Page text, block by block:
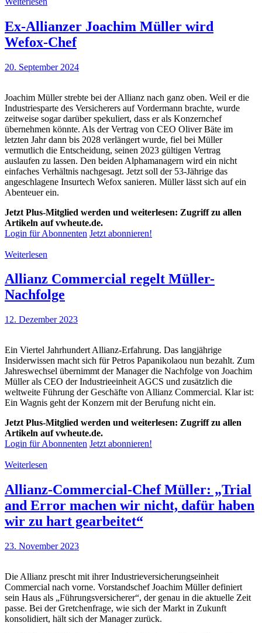
Ex-Allianzer Joachim Müller wird
Wefox-Chef
20. September 2024
Joachim Müller strebte bei der Allianz nach ganz oben. Weil er die
Industriesparte des Versicherers auf Vordermann brachte, wurde
zeitweise sogar darüber spekuliert, dass er als Konzernchef
übernehmen könnte. Als der Vertrag von CEO Oliver Bäte im
letzten Jahr dann bis 2028 verlängert wurde, fiel bei Müller
vermutlich die Entscheidung, seinen 2023 gültigen Vertrag
auslaufen zu lassen. Den beiden Alphamanagern wird ein nicht
einfaches Verhältnis nachgesagt. Jetzt soll der 53-Jährige das
angeschlagene Insurtech Wefox sanieren. Müller lässt sich auf ein
Abenteuer ein.
Jetzt Plus-Mitglied werden und weiterlesen: Zugriff zu allen
Artikeln auf vwheute.de.
Login für Abonnenten Jetzt abonnieren!
Weiterlesen
Allianz Commercial regelt Müller-
Nachfolge
12. Dezember 2023
Ein Viertel Jahrhundert Allianz-Erfahrung. Das langjährige
Insiderwissen macht sich für Petros Papanikolaou nun bezahlt. Zum
Jahreswechsel übernimmt der Manager die Nachfolge von Joachim
Müller als CEO der Industrieeinheit AGCS und zusätzlich die
weltweite Führung der Geschäfte von Allianz Commercial. Klar ist:
Ein Wagnis geht der Konzern mit der Berufung nicht ein.
Jetzt Plus-Mitglied werden und weiterlesen: Zugriff zu allen
Artikeln auf vwheute.de.
Login für Abonnenten Jetzt abonnieren!
Weiterlesen
Allianz-Commercial-Chef Müller: „Trial
and Error machen wir nicht, dafür haben
wir zu hart gearbeitet“
23. November 2023
Die Allianz prescht mit ihrer Industrieversicherungseinheit
Commercial nach vorne. Vorstandschef Joachim Müller definiert
sein Haus als „Führungsversicherer“, der genau in die aktuelle Zeit
passe. Bei der Gretchenfrage, wie sich der Markt in Zukunft
konsolidiert, hält sich der Manager zurück.